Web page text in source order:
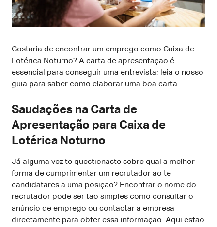
Gostaria de encontrar um emprego como Caixa de
Lotérica Noturno? A carta de apresentação é
essencial para conseguir uma entrevista; leia o nosso
guia para saber como elaborar uma boa carta.
Saudações na Carta de
Apresentação para Caixa de
Lotérica Noturno
Já alguma vez te questionaste sobre qual a melhor
forma de cumprimentar um recrutador ao te
candidatares a uma posição? Encontrar o nome do
recrutador pode ser tão simples como consultar o
anúncio de emprego ou contactar a empresa
directamente para obter essa informação. Aqui estão